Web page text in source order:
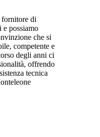
di
e possiamo
che si
competente e
degli anni ci
offrendo
tecnica